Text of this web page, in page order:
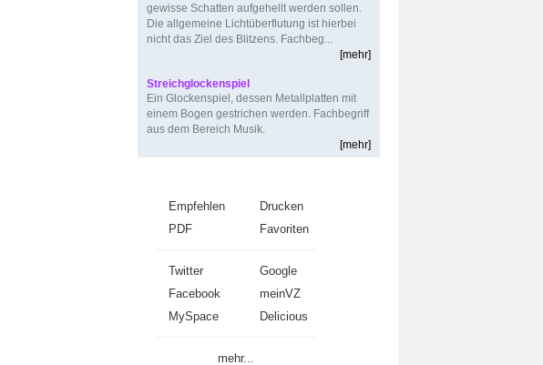
gewisse Schatten aufgehellt werden sollen.
Die allgemeine Lichtüberflutung ist hierbei
nicht das Ziel des Blitzens. Fachbeg...
[mehr]
Streichglockenspiel
Ein Glockenspiel, dessen Metallplatten mit
einem Bogen gestrichen werden. Fachbegriff
aus dem Bereich Musik.
[mehr]
Empfehlen
PDF
Drucken
Favoriten
Twitter
Facebook
MySpace
Google
meinVZ
Delicious
mehr...